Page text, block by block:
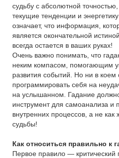
судьбу с абсолютной
текущие тенденции и
означает, что информация,
является окончательной
всегда остается в ваших руках!
Очень важно понимать, что
неким компасом, помогающим
развития событий. Но ни в коем
программировать себя на
на услышанном. Гадание
инструмент для самоанализа и
внутренних процессов, а не как
судьбы!
Как относиться правильно к
Первое правило — критический